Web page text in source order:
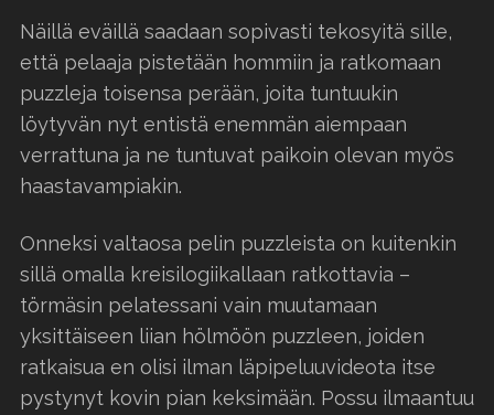
Näillä eväillä saadaan sopivasti tekosyitä sille,
että pelaaja pistetään hommiin ja ratkomaan
puzzleja toisensa perään, joita tuntuukin
löytyvän nyt entistä enemmän aiempaan
verrattuna ja ne tuntuvat paikoin olevan myös
haastavampiakin.
Onneksi valtaosa pelin puzzleista on kuitenkin
sillä omalla kreisilogiikallaan ratkottavia –
törmäsin pelatessani vain muutamaan
yksittäiseen liian hölmöön puzzleen, joiden
ratkaisua en olisi ilman läpipeluuvideota itse
pystynyt kovin pian keksimään. Possu ilmaantuu